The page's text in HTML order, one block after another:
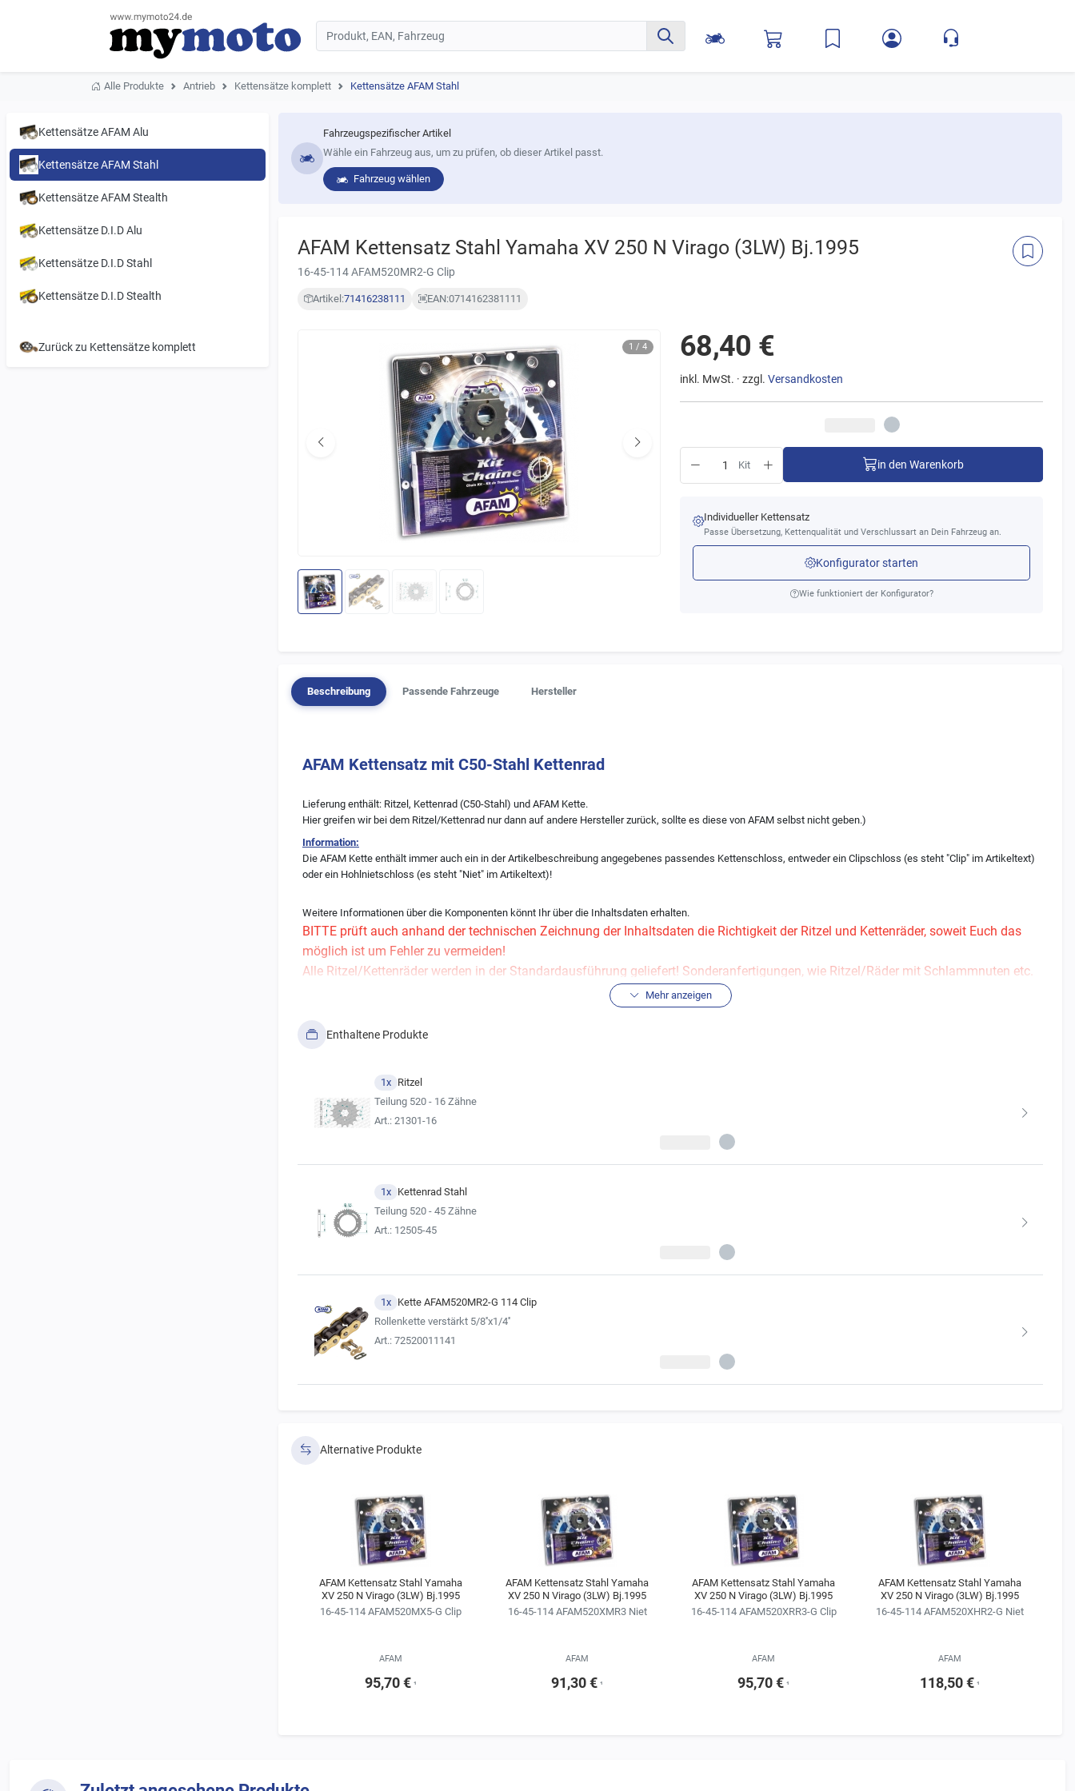
Alle Produkte Antrieb Kettensätze komplett Kettensätze AFAM Stahl
Kettensätze AFAM Alu
Kettensätze AFAM Stahl
Kettensätze AFAM Stealth
Kettensätze D.I.D Alu
Kettensätze D.I.D Stahl
Kettensätze D.I.D Stealth
Zurück zu Kettensätze komplett
Fahrzeugspezifischer Artikel
Wähle ein Fahrzeug aus, um zu prüfen, ob dieser Artikel passt.
Fahrzeug wählen
AFAM Kettensatz Stahl Yamaha XV 250 N Virago (3LW) Bj.1995
16-45-114 AFAM520MR2-G Clip
Artikel:71416238111 EAN:0714162381111
1 / 4 68,40 €
inkl. MwSt. · zzgl. Versandkosten
Kit in den Warenkorb
Individueller Kettensatz
Passe Übersetzung, Kettenqualität und Verschlussart an Dein Fahrzeug an.
Konfigurator starten
Wie funktioniert der Konfigurator?
Beschreibung Passende Fahrzeuge Hersteller
AFAM Kettensatz mit C50-Stahl Kettenrad
Lieferung enthält: Ritzel, Kettenrad (C50-Stahl) und AFAM Kette.
Hier greifen wir bei dem Ritzel/Kettenrad nur dann auf andere Hersteller zurück, sollte es diese von AFAM selbst nicht geben.)
Information:
Die AFAM Kette enthält immer auch ein in der Artikelbeschreibung angegebenes passendes Kettenschloss, entweder ein Clipschloss (es steht "Clip" im Artikeltext)
oder ein Hohlnietschloss (es steht "Niet" im Artikeltext)!
Weitere Informationen über die Komponenten könnt Ihr über die Inhaltsdaten erhalten.
BITTE prüft auch anhand der technischen Zeichnung der Inhaltsdaten die Richtigkeit der Ritzel und Kettenräder, soweit Euch das
möglich ist um Fehler zu vermeiden!
Alle Ritzel/Kettenräder werden in der Standardausführung geliefert! Sonderanfertigungen, wie Ritzel/Räder mit Schlammnuten etc.
Mehr anzeigen
Enthaltene Produkte
1x Ritzel
Teilung 520 - 16 Zähne
Art.: 21301-16
1x Kettenrad Stahl
Teilung 520 - 45 Zähne
Art.: 12505-45
1x Kette AFAM520MR2-G 114 Clip
Rollenkette verstärkt 5/8''x1/4''
Art.: 72520011141
Alternative Produkte
AFAM Kettensatz Stahl Yamaha
XV 250 N Virago (3LW) Bj.1995
16-45-114 AFAM520MX5-G Clip
AFAM
95,70 € ¹
AFAM Kettensatz Stahl Yamaha
XV 250 N Virago (3LW) Bj.1995
16-45-114 AFAM520XMR3 Niet
AFAM
91,30 € ¹
AFAM Kettensatz Stahl Yamaha
XV 250 N Virago (3LW) Bj.1995
16-45-114 AFAM520XRR3-G Clip
AFAM
95,70 € ¹
AFAM Kettensatz Stahl Yamaha
XV 250 N Virago (3LW) Bj.1995
16-45-114 AFAM520XHR2-G Niet
AFAM
118,50 € ¹